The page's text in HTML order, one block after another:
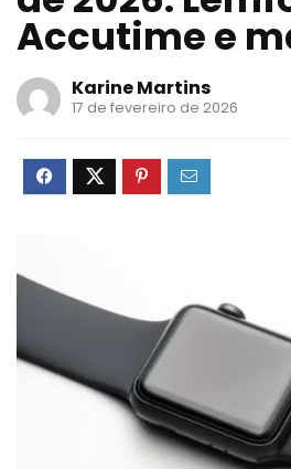
Accutime e
Karine Martins
17 de fevereiro de 2026